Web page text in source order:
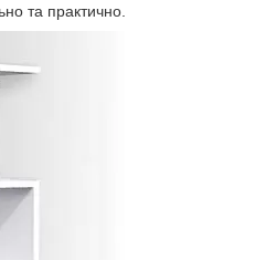
та практично.